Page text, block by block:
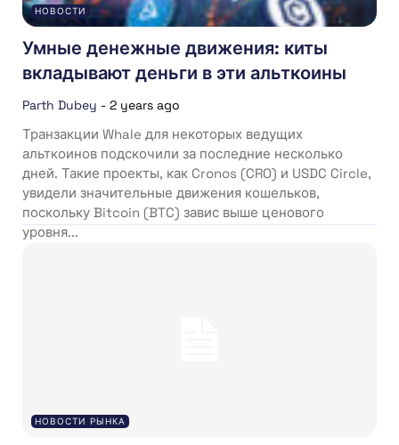
НОВОСТИ
Умные денежные движения: киты
вкладывают деньги в эти альткоины
Parth Dubey - 2 years ago
Транзакции Whale для некоторых ведущих
альткоинов подскочили за последние несколько
дней. Такие проекты, как Cronos (CRO) и USDC Circle,
увидели значительные движения кошельков,
поскольку Bitcoin (BTC) завис выше ценового
уровня...
НОВОСТИ РЫНКА